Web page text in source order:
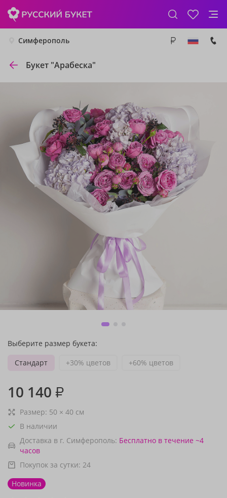
Симферополь
Букет "Арабеска"
Выберите размер букета:
Стандарт
+30% цветов +60% цветов
10 140 ₽
Размер: 50 × 40 см
В наличии
Доставка в г. Симферополь: Бесплатно в течение ~4
часов
Покупок за сутки: 24
Новинка